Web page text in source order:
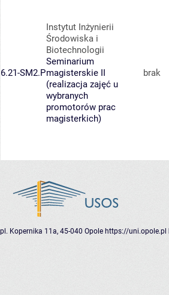
6.21-SM2.P
Instytut Inżynierii
Środowiska i
Biotechnologii
Seminarium
magisterskie II
(realizacja zajęć u
wybranych
promotorów prac
magisterkich)
brak
pl. Kopernika 11a, 45-040 Opole https://uni.opole.pl